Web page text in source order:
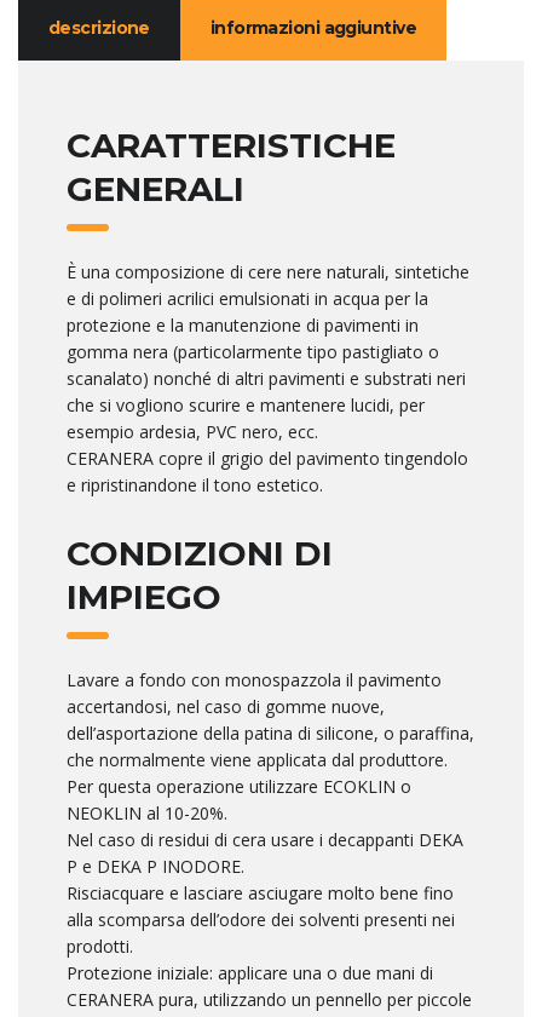
descrizione informazioni aggiuntive
CARATTERISTICHE
GENERALI
È una composizione di cere nere naturali, sintetiche
e di polimeri acrilici emulsionati in acqua per la
protezione e la manutenzione di pavimenti in
gomma nera (particolarmente tipo pastigliato o
scanalato) nonché di altri pavimenti e substrati neri
che si vogliono scurire e mantenere lucidi, per
esempio ardesia, PVC nero, ecc.
CERANERA copre il grigio del pavimento tingendolo
e ripristinandone il tono estetico.
CONDIZIONI DI
IMPIEGO
Lavare a fondo con monospazzola il pavimento
accertandosi, nel caso di gomme nuove,
dell’asportazione della patina di silicone, o paraffina,
che normalmente viene applicata dal produttore.
Per questa operazione utilizzare ECOKLIN o
NEOKLIN al 10-20%.
Nel caso di residui di cera usare i decappanti DEKA
P e DEKA P INODORE.
Risciacquare e lasciare asciugare molto bene fino
alla scomparsa dell’odore dei solventi presenti nei
prodotti.
Protezione iniziale: applicare una o due mani di
CERANERA pura, utilizzando un pennello per piccole